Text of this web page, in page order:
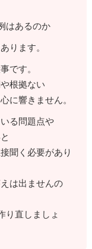
はあるのか
ります。
です。
根拠ない
に響きません。
る問題点や
聞く必要があり
は出ませんの
り直しましょ